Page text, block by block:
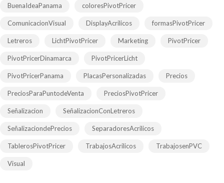
BuenaIdeaPanama coloresPivotPricer
ComunicacionVisual DisplayAcrilicos formasPivotPricer
Letreros LichtPivotPricer Marketing PivotPricer
PivotPricerDinamarca PivotPricerLicht
PivotPricerPanama PlacasPersonalizadas Precios
PreciosParaPuntodeVenta PreciosPivotPricer
Señalizacion SeñalizacionConLetreros
SeñalizaciondePrecios SeparadoresAcrilicos
TablerosPivotPricer TrabajosAcrilicos TrabajosenPVC
Visual